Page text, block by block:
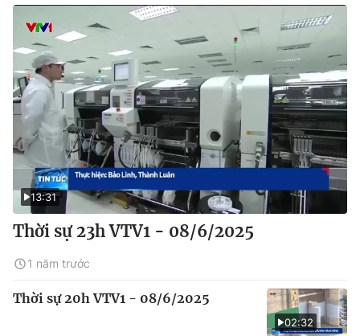
13:31
Thời sự 23h VTV1 - 08/6/2025
1 năm trước
02:32
Thời sự 20h VTV1 - 08/6/2025